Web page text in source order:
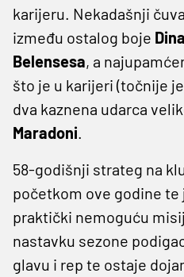
karijeru. Nekadašnji
između ostalog boje
Belensesa, a
što je u karijeri (točnije
dva kaznena udarca
Maradoni.
58-godišnji strateg na
početkom ove godine te
praktički nemoguću
nastavku sezone
glavu i rep te ostaje